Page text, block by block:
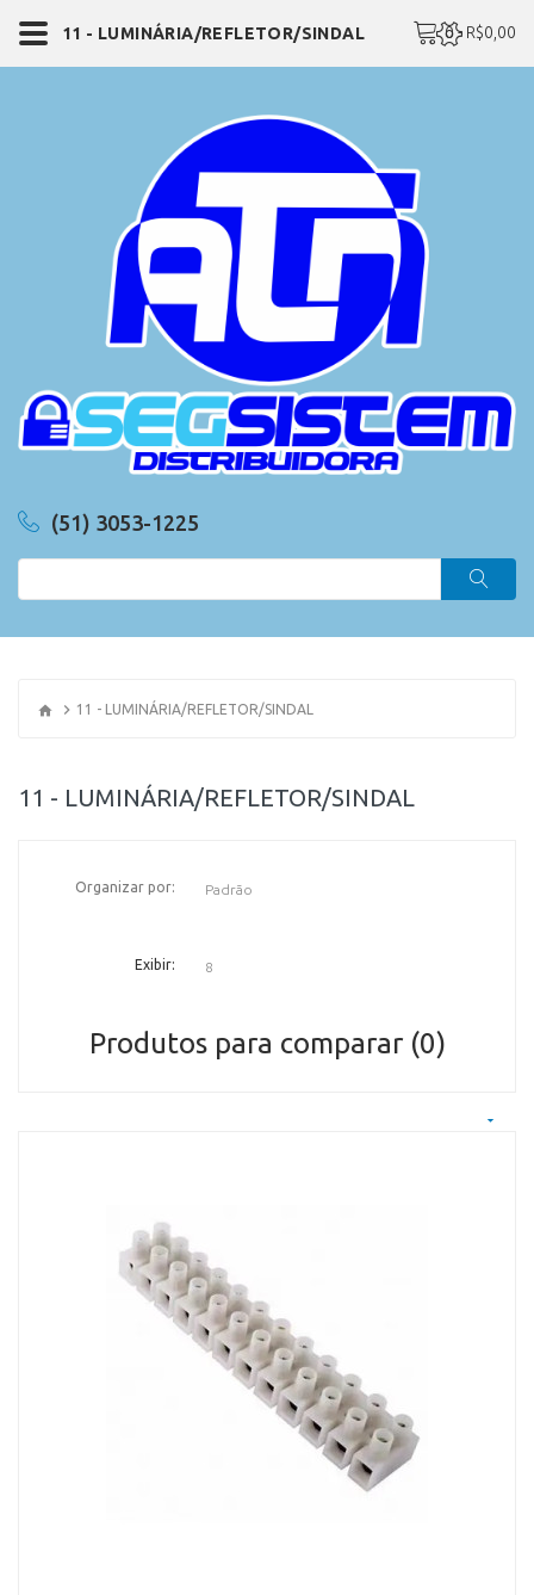
(51) 3053-1225
0 - R$0,00
11 - LUMINÁRIA/REFLETOR/SINDAL
11 - LUMINÁRIA/REFLETOR/SINDAL
Organizar por:
Exibir:
Produtos para comparar (0)
11 - LUMINÁRIA/REFLETOR/SINDAL